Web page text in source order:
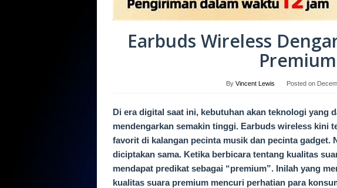
Earbuds Wireless
Premium
By Vincent Lewis Posted on
Di era digital saat ini, kebutuhan akan teknologi yang
mendengarkan semakin tinggi. Earbuds wireless kini
favorit di kalangan pecinta musik dan pecinta gadget.
diciptakan sama. Ketika berbicara tentang kualitas
mendapat predikat sebagai “premium”. Inilah yang
kualitas suara premium mencuri perhatian para